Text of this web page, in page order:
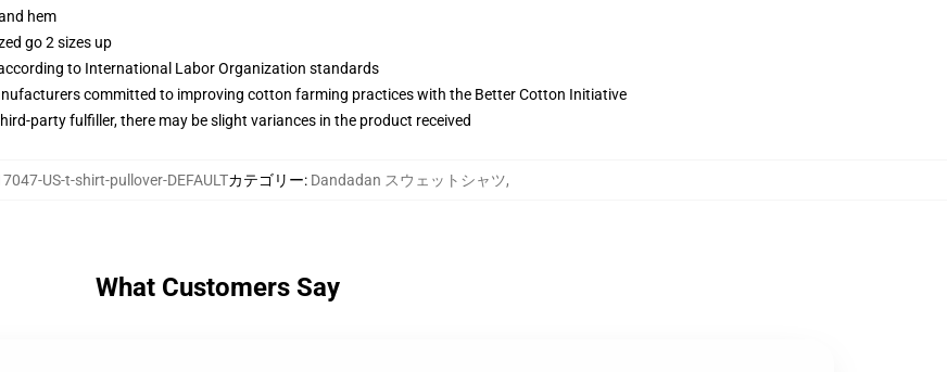
hem
go 2 sizes up
to International Labor Organization standards
committed to improving cotton farming practices with the Better Cotton Initiative
party fulfiller, there may be slight variances in the product received
US-t-shirt-pullover-DEFAULTカテゴリー: Dandadan スウェットシャツ,
What Customers Say